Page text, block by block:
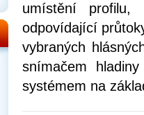
umístění
odpovídající
vybraných
snímačem
systémem na